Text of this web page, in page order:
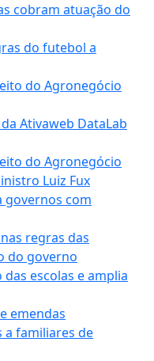
cobram atuação do
do futebol a
do Agronegócio
Ativaweb DataLab
do Agronegócio
Luiz Fux
governos com
regras das
do governo
escolas e amplia
emendas
a familiares de